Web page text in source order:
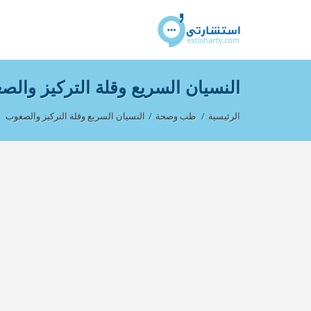
النسيان السريع وقلة التركيز
الرئيسية / طب وصحة / النسيان السريع وقلة التركيز والصعوب